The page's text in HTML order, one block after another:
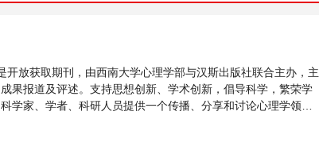
开放获取期刊，由西南大学心理学部与汉斯出版社联合主办，主
果报道及评述。支持思想创新、学术创新，倡导科学，繁荣学
学家、学者、科研人员提供一个传播、分享和讨论心理学领域